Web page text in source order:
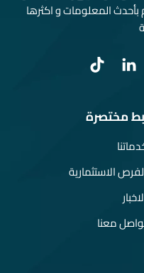
المعلومات و اكثرها
مختصرة
الاستثمارية
معنا